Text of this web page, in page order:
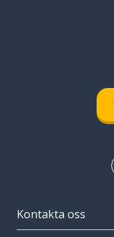
Kontakta oss